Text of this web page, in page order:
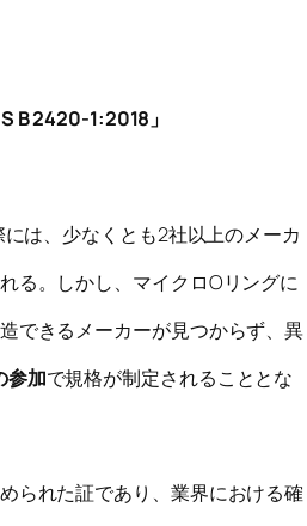
B 2420-1:2018」
は、少なくとも2社以上のメーカ
る。しかし、マイクロOリングに
できるメーカーが見つからず、異
参加で規格が制定されることとな
られた証であり、業界における確